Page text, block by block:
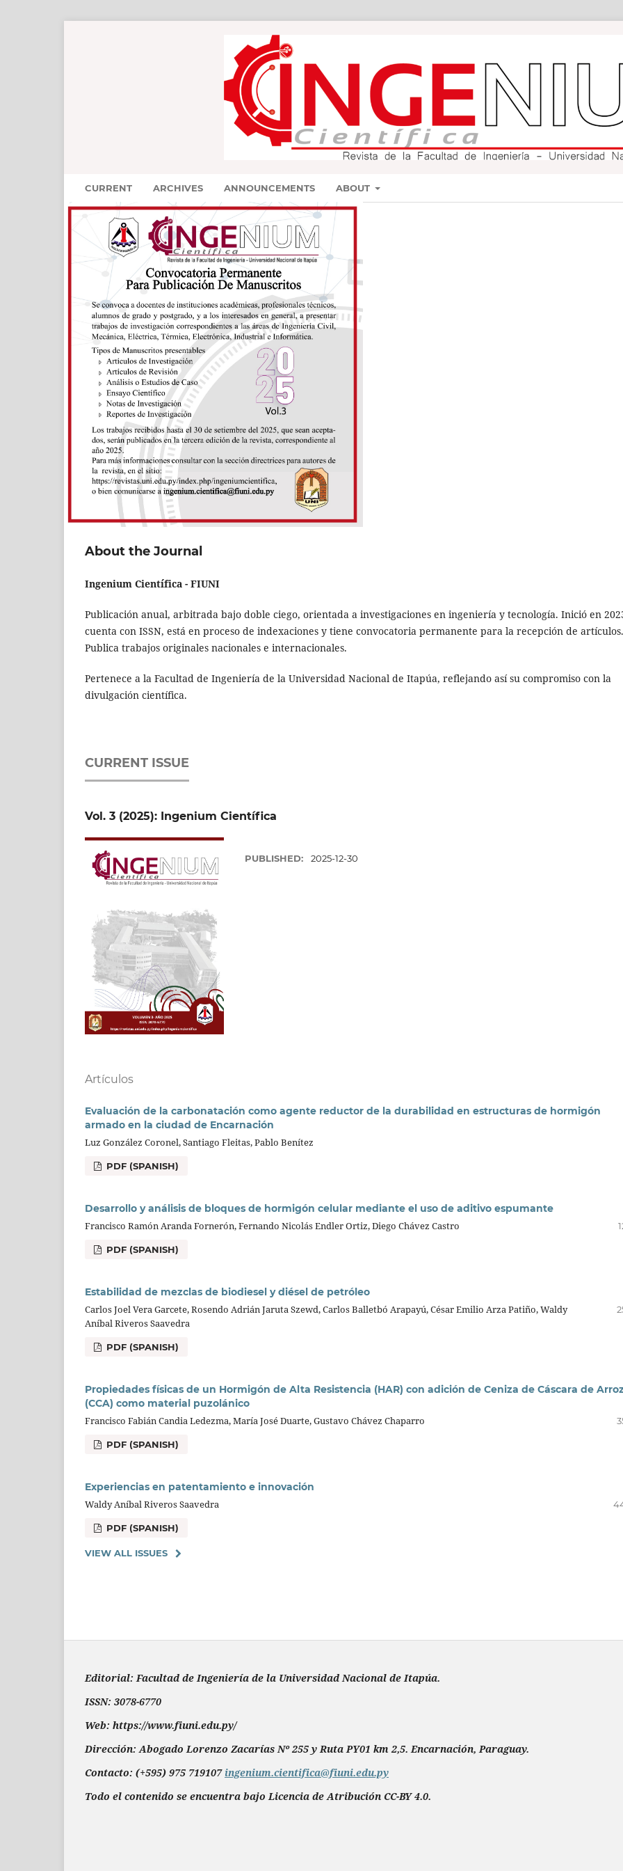
CURRENT ARCHIVES ANNOUNCEMENTS ABOUT
About the Journal
Ingenium Científica - FIUNI
Publicación anual, arbitrada bajo doble ciego, orientada a investigaciones en ingeniería y tecnología. Inició en
cuenta con ISSN, está en proceso de indexaciones y tiene convocatoria permanente para la recepción de artículos.
Publica trabajos originales nacionales e internacionales.
Pertenece a la Facultad de Ingeniería de la Universidad Nacional de Itapúa, reflejando así su compromiso con la
divulgación científica.
CURRENT ISSUE
Vol. 3 (2025): Ingenium Científica
PUBLISHED: 2025-12-30
Artículos
Evaluación de la carbonatación como agente reductor de la durabilidad en estructuras de hormigón
armado en la ciudad de Encarnación
Luz González Coronel, Santiago Fleitas, Pablo Benítez
PDF (SPANISH)
Desarrollo y análisis de bloques de hormigón celular mediante el uso de aditivo espumante
Francisco Ramón Aranda Fornerón, Fernando Nicolás Endler Ortiz, Diego Chávez Castro
PDF (SPANISH)
Estabilidad de mezclas de biodiesel y diésel de petróleo
Carlos Joel Vera Garcete, Rosendo Adrián Jaruta Szewd, Carlos Balletbó Arapayú, César Emilio Arza Patiño, Waldy
Aníbal Riveros Saavedra
PDF (SPANISH)
Propiedades físicas de un Hormigón de Alta Resistencia (HAR) con adición de Ceniza de Cáscara de
(CCA) como material puzolánico
Francisco Fabián Candia Ledezma, María José Duarte, Gustavo Chávez Chaparro
PDF (SPANISH)
Experiencias en patentamiento e innovación
Waldy Aníbal Riveros Saavedra
PDF (SPANISH)
VIEW ALL ISSUES
Editorial: Facultad de Ingeniería de la Universidad Nacional de Itapúa.
ISSN: 3078-6770
Web: https://www.fiuni.edu.py/
Dirección: Abogado Lorenzo Zacarías Nº 255 y Ruta PY01 km 2,5. Encarnación, Paraguay.
Contacto: (+595) 975 719107 ingenium.cientifica@fiuni.edu.py
Todo el contenido se encuentra bajo Licencia de Atribución CC-BY 4.0.